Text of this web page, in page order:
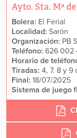
Ayto. Sta. Mª
Bolera: El Ferial
Localidad:Sarón
Organización: PB
Teléfono:626 002
Horario de
Tiradas:4, 7. 8 y 9
Final:18/07/2025
Sistema de juego